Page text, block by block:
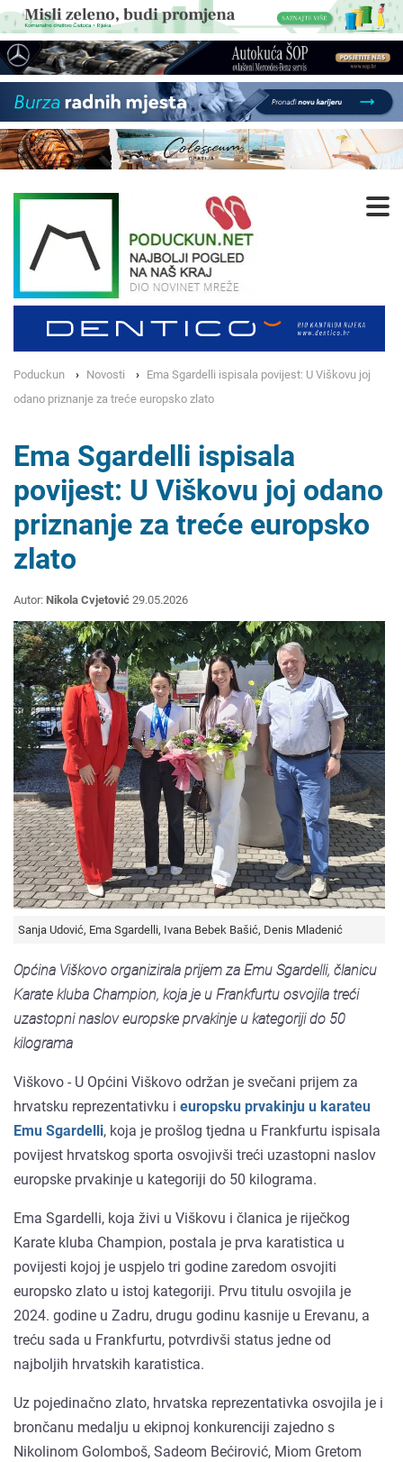
Poduckun Novosti
Ema Sgardelli ispisala povijest: U Viškovu joj
odano priznanje za treće europsko zlato
Ema Sgardelli ispisala
povijest: U Viškovu joj odano
priznanje za treće europsko
zlato
Autor: Nikola Cvjetović 29.05.2026
Sanja Udović, Ema Sgardelli, Ivana Bebek Bašić, Denis Mladenić
Općina Viškovo organizirala prijem za Emu Sgardelli, članicu
Karate kluba Champion, koja je u Frankfurtu osvojila treći
uzastopni naslov europske prvakinje u kategoriji do 50
kilograma
Viškovo - U Općini Viškovo održan je svečani prijem za
hrvatsku reprezentativku i europsku prvakinju u karateu
Emu Sgardelli, koja je prošlog tjedna u Frankfurtu ispisala
povijest hrvatskog sporta osvojivši treći uzastopni naslov
europske prvakinje u kategoriji do 50 kilograma.
Ema Sgardelli, koja živi u Viškovu i članica je riječkog
Karate kluba Champion, postala je prva karatistica u
povijesti kojoj je uspjelo tri godine zaredom osvojiti
europsko zlato u istoj kategoriji. Prvu titulu osvojila je
2024. godine u Zadru, drugu godinu kasnije u Erevanu, a
treću sada u Frankfurtu, potvrdivši status jedne od
najboljih hrvatskih karatistica.
Uz pojedinačno zlato, hrvatska reprezentativka osvojila je i
brončanu medalju u ekipnoj konkurenciji zajedno s
Nikolinom Golomboš, Sadeom Bećirović, Miom Gretom